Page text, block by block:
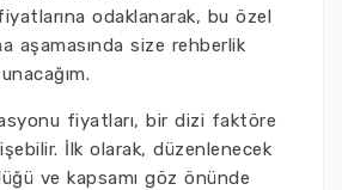
odaklanarak, bu özel
aşamasında size rehberlik
fiyatları, bir dizi faktöre
İlk olarak, düzenlenecek
ve kapsamı göz önünde